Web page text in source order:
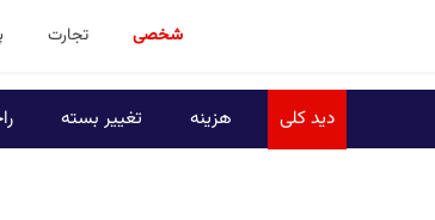
شخصی تجارت
دید کلی هزینه تغییر بسته